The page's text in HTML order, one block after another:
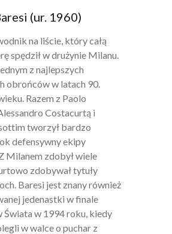
(ur. 1960)
na liście, który całą
spędził w drużynie Milanu.
z najlepszych
obrońców w latach 90.
Razem z Paolo
Costacurtą i
tworzył bardzo
defensywny ekipy
Milanem zdobył wiele
zdobywał tytuły
Baresi jest znany również
jedenastki w finale
w 1994 roku, kiedy
w walce o puchar z